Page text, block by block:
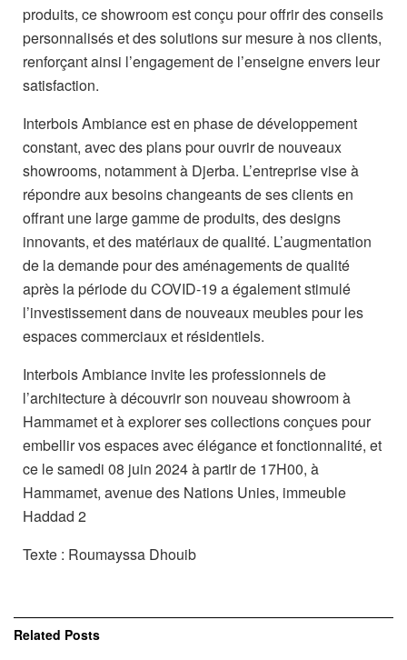
produits, ce showroom est conçu pour offrir des conseils
personnalisés et des solutions sur mesure à nos clients,
renforçant ainsi l’engagement de l’enseigne envers leur
satisfaction.
Interbois Ambiance est en phase de développement
constant, avec des plans pour ouvrir de nouveaux
showrooms, notamment à Djerba. L’entreprise vise à
répondre aux besoins changeants de ses clients en
offrant une large gamme de produits, des designs
innovants, et des matériaux de qualité. L’augmentation
de la demande pour des aménagements de qualité
après la période du COVID-19 a également stimulé
l’investissement dans de nouveaux meubles pour les
espaces commerciaux et résidentiels.
Interbois Ambiance invite les professionnels de
l’architecture à découvrir son nouveau showroom à
Hammamet et à explorer ses collections conçues pour
embellir vos espaces avec élégance et fonctionnalité, et
ce le samedi 08 juin 2024 à partir de 17H00, à
Hammamet, avenue des Nations Unies, immeuble
Haddad 2
Texte : Roumayssa Dhouib
Related Posts